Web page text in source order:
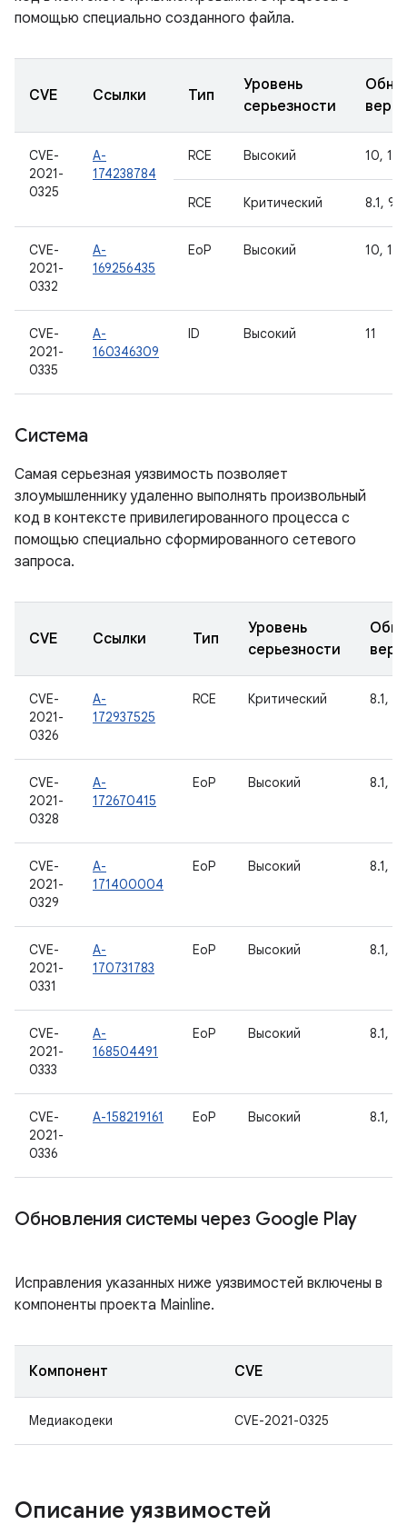
помощью специально созданного файла.
CVE Ссылки Тип
Уровень
серьезности
CVE-
2021-
0325
A-
174238784
RCE Высокий 10, 11
RCE Критический 8.1, 9
CVE-
2021-
0332
A-
169256435
EoP Высокий 10, 11
CVE-
2021-
0335
A-
160346309
ID Высокий 11
Система
Самая серьезная уязвимость позволяет
злоумышленнику удаленно выполнять произвольный
код в контексте привилегированного процесса с
помощью специально сформированного сетевого
запроса.
CVE Ссылки Тип
Уровень
серьезности
CVE-
2021-
0326
A-
172937525
RCE Критический 8.1, 9,
CVE-
2021-
0328
A-
172670415
EoP Высокий 8.1, 9,
CVE-
2021-
0329
A-
171400004
EoP Высокий 8.1, 9,
CVE-
2021-
0331
A-
170731783
EoP Высокий 8.1, 9,
CVE-
2021-
0333
A-
168504491
EoP Высокий 8.1, 9,
CVE-
2021-
0336
A-158219161 EoP Высокий 8.1, 9,
Обновления системы через Google Play
Исправления указанных ниже уязвимостей включены в
компоненты проекта Mainline.
Компонент CVE
Медиакодеки CVE-2021-0325
Описание уязвимостей